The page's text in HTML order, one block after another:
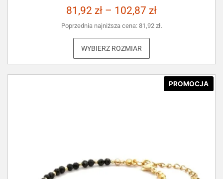
81,92 zł – 102,87 zł
Poprzednia najniższa cena: 81,92 zł.
WYBIERZ ROZMIAR
PROMOCJA